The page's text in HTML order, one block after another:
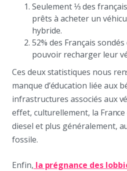
Seulement ⅓ des
prêts à acheter un
hybride.
52% des Français
pouvoir recharger leur
Ces deux statistiques nous
manque d’éducation liée aux
infrastructures associés aux
effet, culturellement, la
diesel et plus généralement,
fossile.
Enfin, la prégnance des